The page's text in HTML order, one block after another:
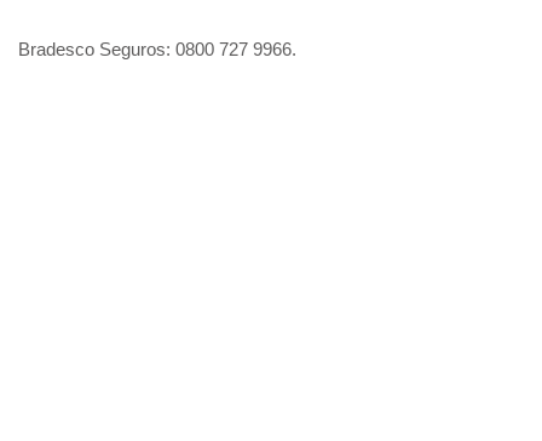
Bradesco Seguros: 0800 727 9966.